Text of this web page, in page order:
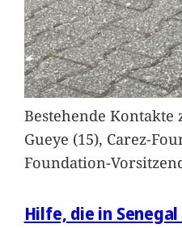
Bestehende
Gueye (15), Carez-
Foundation-
Hilfe, die in